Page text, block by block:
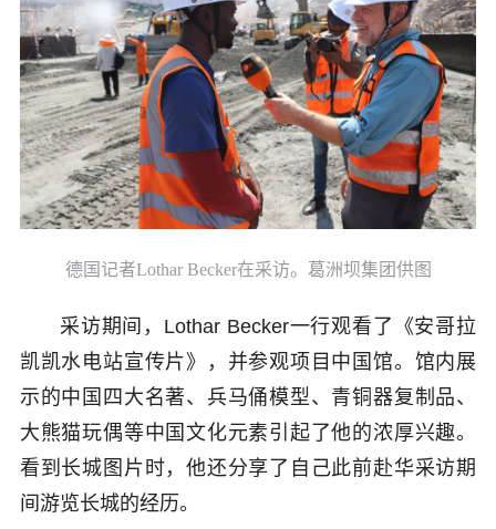
德国记者Lothar Becker在采访。葛洲坝集团供图
采访期间，Lothar Becker一行观看了《安哥拉
凯凯水电站宣传片》，并参观项目中国馆。馆内展
示的中国四大名著、兵马俑模型、青铜器复制品、
大熊猫玩偶等中国文化元素引起了他的浓厚兴趣。
看到长城图片时，他还分享了自己此前赴华采访期
间游览长城的经历。